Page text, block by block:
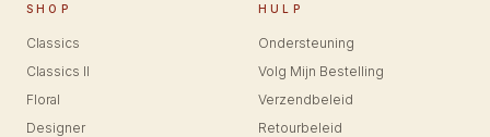
SHOP
Classics
Classics II
Floral
Designer
HULP
Ondersteuning
Volg Mijn Bestelling
Verzendbeleid
Retourbeleid